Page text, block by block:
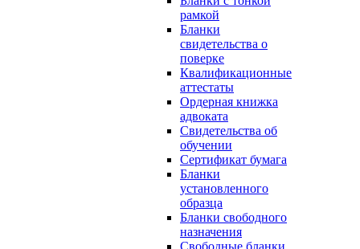
рамкой
Бланки
свидетельства о
поверке
Квалификационные
аттестаты
Ордерная книжка
адвоката
Свидетельства об
обучении
Сертификат бумага
Бланки
установленного
образца
Бланки свободного
назначения
Свободные бланки